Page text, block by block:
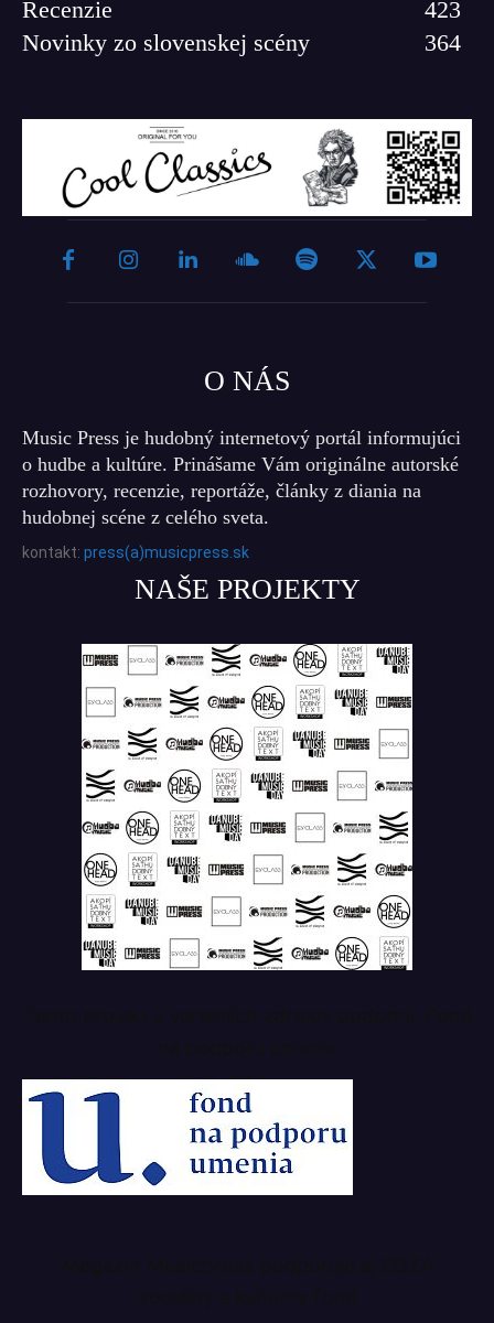
Recenzie
423
Novinky zo slovenskej scény
364
O NÁS
Music Press je hudobný internetový portál informujúci
o hudbe a kultúre. Prinášame Vám originálne autorské
rozhovory, recenzie, reportáže, články z diania na
hudobnej scéne z celého sveta.
kontakt: press(a)musicpress.sk
NAŠE PROJEKTY